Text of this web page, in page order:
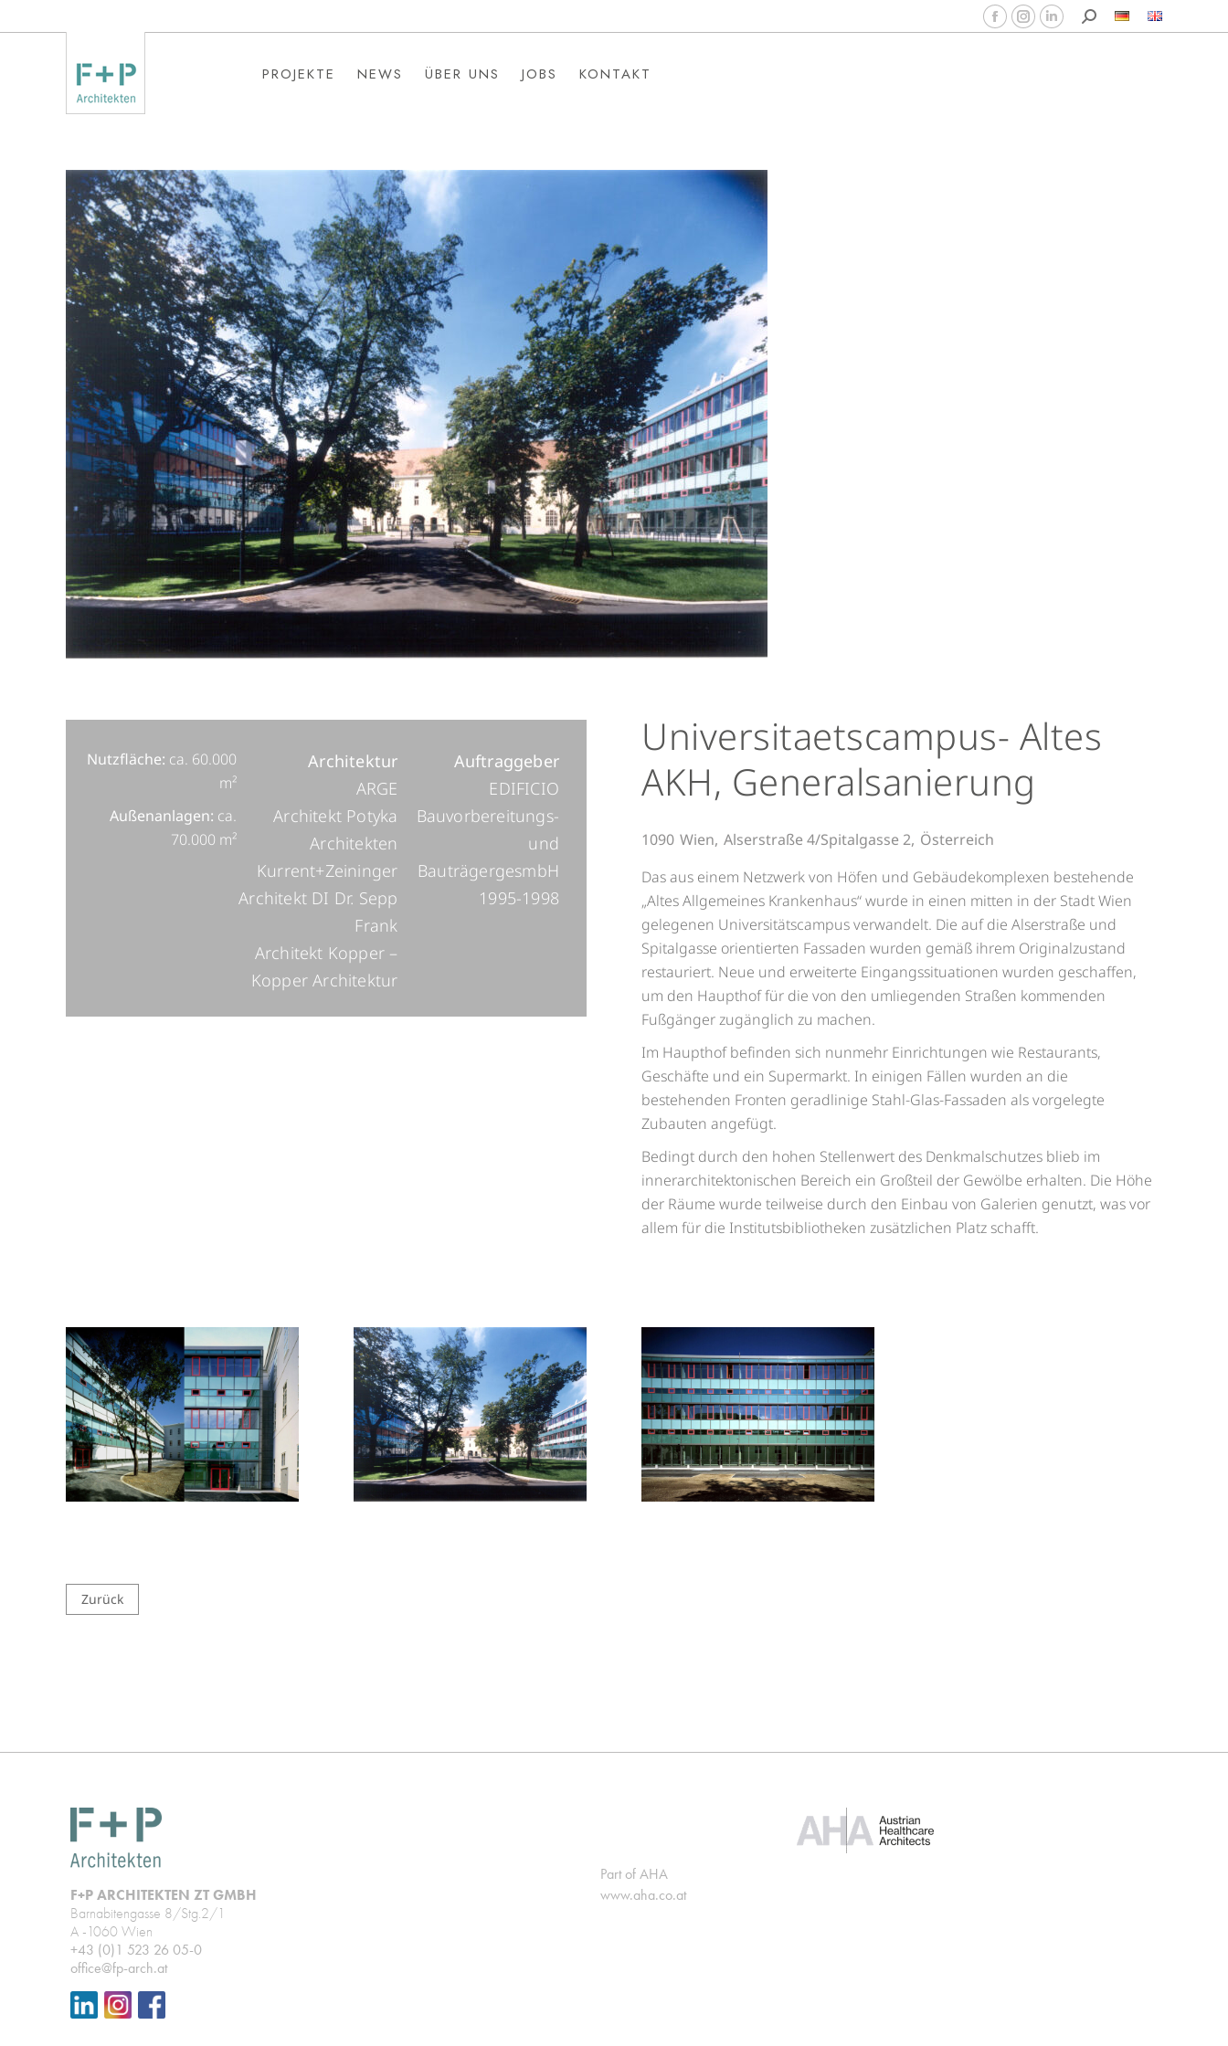
PROJEKTE NEWS ÜBER UNS JOBS KONTAKT
Auftraggeber
EDIFICIO
Bauvorbereitungs-
und
BauträgergesmbH
1995-1998
Architektur
ARGE
Architekt Potyka
Architekten
Kurrent+Zeininger
Architekt DI Dr. Sepp
Frank
Architekt Kopper –
Kopper Architektur
Nutzfläche: ca. 60.000
m²
Außenanlagen: ca.
70.000 m²
Universitaetscampus- Altes
AKH, Generalsanierung
1090 Wien, Alserstraße 4/Spitalgasse 2, Österreich
Das aus einem Netzwerk von Höfen und Gebäudekomplexen be­stehende
„Altes Allgemeines Krankenhaus“ wurde in einen mitten in der Stadt Wien
gelegenen Universitätscampus verwandelt. Die auf die Alserstraße und
Spitalgasse orientierten Fassaden wurden gemäß ihrem Originalzustand
restauriert. Neue und erweiterte Eingangssituationen wurden geschaffen,
um den Haupthof für die von den umliegenden Straßen kommenden
Fußgänger zugänglich zu machen.
Im Haupthof befinden sich nunmehr Einrichtungen wie Restau­rants,
Geschäfte und ein Supermarkt. In einigen Fällen wurden an die
bestehenden Fronten geradlinige Stahl-Glas-Fassaden als vorgelegte
Zubauten angefügt.
Bedingt durch den hohen Stellenwert des Denkmalschutzes blieb im
innerarchitektonischen Bereich ein Großteil der Gewölbe erhalten. Die Höhe
der Räume wurde teilweise durch den Einbau von Galerien genutzt, was vor
allem für die Institutsbibliotheken zusätzlichen Platz schafft.
Zurück
F+P ARCHITEKTEN ZT GMBH
Barnabitengasse 8/Stg.2/1
A -1060 Wien
+43 (0)1 523 26 05-0
office@fp-arch.at
Part of AHA
www.aha.co.at